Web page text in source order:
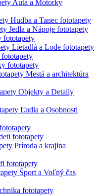
Autá a Motorky
Hudba a Tanec fototapety
Jedla a Nápoje fototapety
fototapety
Lietadlá a Lode fototapety
fototapety
Mestá a architektúra
Objekty a Detaily
Ľudia a Osobnosti
fototapety
Príroda a krajina
fototapety
Šport a Voľný čas
fototapety